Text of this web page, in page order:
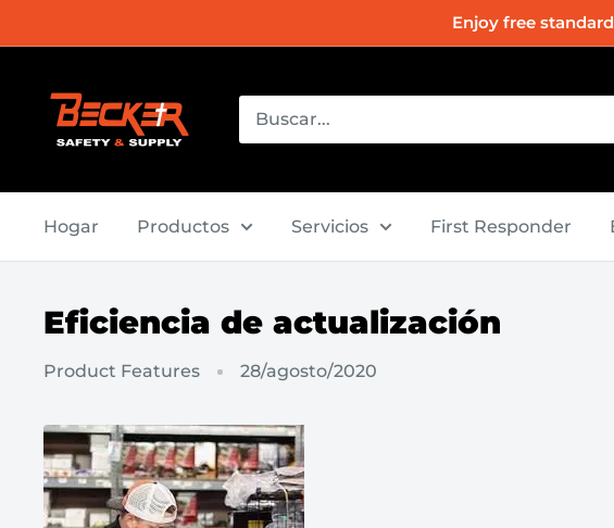
directamente
contenido
Enjoy free
Safety
and
Hogar Productos Servicios First Responder
Eficiencia de actualización
Product Features 28/agosto/2020